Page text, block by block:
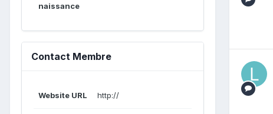
naissance
Contact Membre
Website URL http://